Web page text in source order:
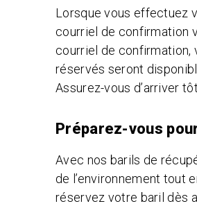
Lorsque vous effectuez
courriel de confirmation
courriel de confirmation,
réservés seront
Assurez-vous d’arriver
Préparez-vous
Avec nos barils de
de l’environnement tout
réservez votre baril dès